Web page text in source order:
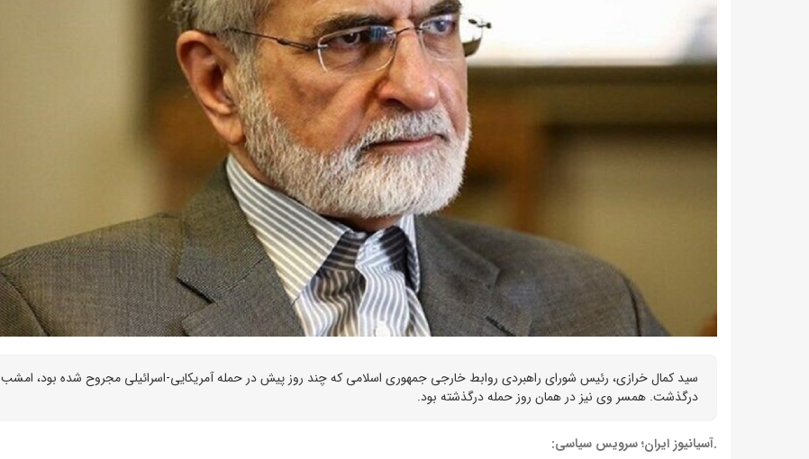
سید کمال خرازی، رئیس شورای راهبردی روابط خارجی جمهوری اسلامی که چند روز پیش در حمله آمریکایی-اسرائیلی مجروح شده بود، امشب
درگذشت. همسر وی نیز در همان روز حمله درگذشته بود.
.آسیانیوز ایران؛ سرویس سیاسی: